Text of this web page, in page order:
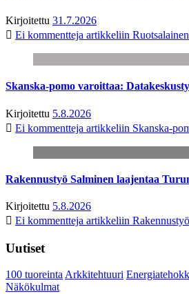
Kirjoitettu 31.7.2026
Ei kommentteja artikkeliin
Skanska-pomo varoittaa:
Kirjoitettu 5.8.2026
Ei kommentteja artikkeliin Skanska-
Rakennustyö Salminen laajentaa
Kirjoitettu 5.8.2026
Ei kommentteja artikkeliin
Uutiset
100 tuoreintaArkkitehtuuri
Näkökulmat